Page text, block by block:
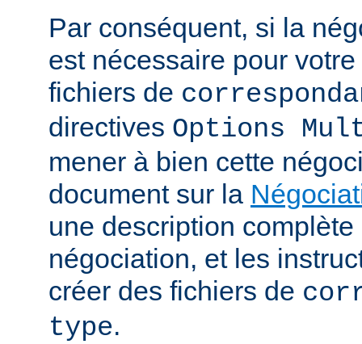
Par conséquent, si la
est nécessaire pour
fichiers de
directives Options
mener à bien cette
document sur la
une description
négociation, et les
créer des fichiers de
type.